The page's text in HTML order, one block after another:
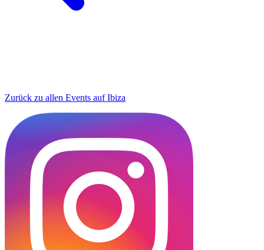
Zurück zu allen Events auf Ibiza